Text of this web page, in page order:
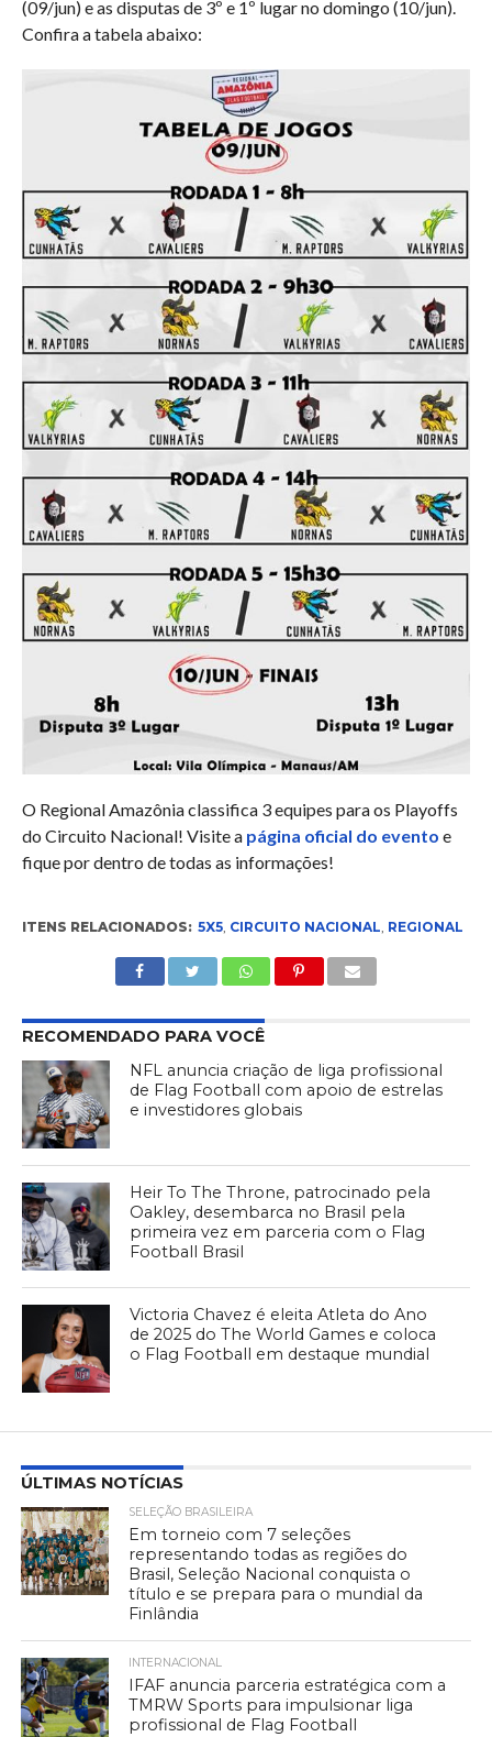
(09/jun) e as disputas de 3º e 1º lugar no domingo (10/jun).
Confira a tabela abaixo:
O Regional Amazônia classifica 3 equipes para os Playoffs
do Circuito Nacional! Visite a página oficial do evento e
fique por dentro de todas as informações!
ITENS RELACIONADOS: 5X5, CIRCUITO NACIONAL, REGIONAL
RECOMENDADO PARA VOCÊ
NFL anuncia criação de liga profissional
de Flag Football com apoio de estrelas
e investidores globais
Heir To The Throne, patrocinado pela
Oakley, desembarca no Brasil pela
primeira vez em parceria com o Flag
Football Brasil
Victoria Chavez é eleita Atleta do Ano
de 2025 do The World Games e coloca
o Flag Football em destaque mundial
ÚLTIMAS NOTÍCIAS
SELEÇÃO BRASILEIRA
Em torneio com 7 seleções
representando todas as regiões do
Brasil, Seleção Nacional conquista o
título e se prepara para o mundial da
Finlândia
INTERNACIONAL
IFAF anuncia parceria estratégica com a
TMRW Sports para impulsionar liga
profissional de Flag Football